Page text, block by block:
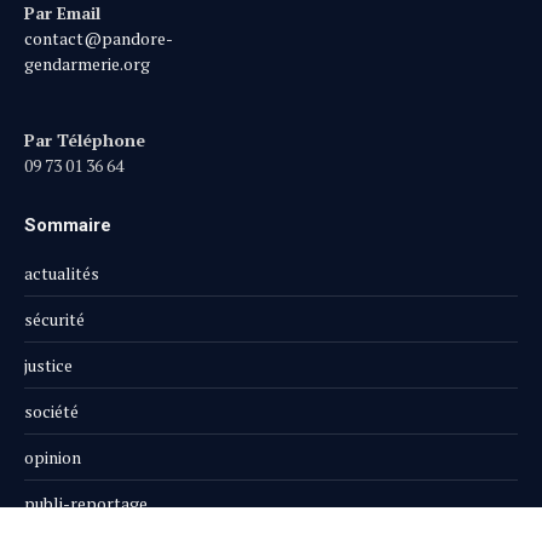
Par Email
contact@pandore-
gendarmerie.org
Par Téléphone
09 73 01 36 64
Sommaire
actualités
sécurité
justice
société
opinion
publi-reportage